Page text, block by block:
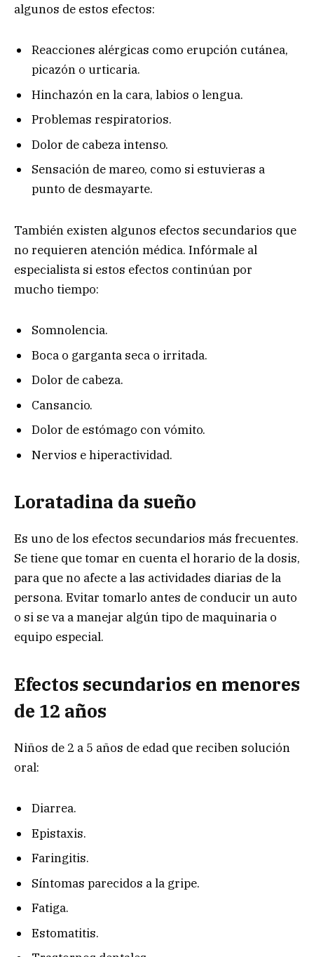
algunos de estos efectos:
Reacciones alérgicas como erupción cutánea,
picazón o urticaria.
Hinchazón en la cara, labios o lengua.
Problemas respiratorios.
Dolor de cabeza intenso.
Sensación de mareo, como si estuvieras a
punto de desmayarte.
También existen algunos efectos secundarios que
no requieren atención médica. Infórmale al
especialista si estos efectos continúan por
mucho tiempo:
Somnolencia.
Boca o garganta seca o irritada.
Dolor de cabeza.
Cansancio.
Dolor de estómago con vómito.
Nervios e hiperactividad.
Loratadina da sueño
Es uno de los efectos secundarios más frecuentes.
Se tiene que tomar en cuenta el horario de la dosis,
para que no afecte a las actividades diarias de la
persona. Evitar tomarlo antes de conducir un auto
o si se va a manejar algún tipo de maquinaria o
equipo especial.
Efectos secundarios en menores
de 12 años
Niños de 2 a 5 años de edad que reciben solución
oral:
Diarrea.
Epistaxis.
Faringitis.
Síntomas parecidos a la gripe.
Fatiga.
Estomatitis.